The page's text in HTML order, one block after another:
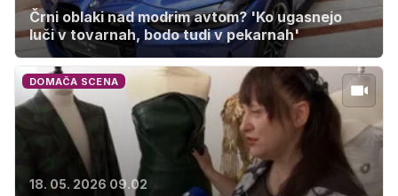
Črni oblaki nad modrim avtom? 'Ko ugasnejo
luči v tovarnah, bodo tudi v pekarnah'
DOMAČA SCENA
18. 05. 2026 09.02